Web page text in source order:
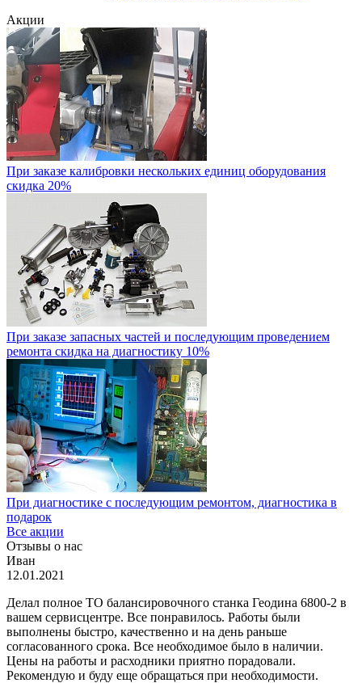
Акции
При заказе калибровки нескольких единиц оборудования
скидка 20%
При заказе запасных частей и последующим проведением
ремонта скидка на диагностику 10%
При диагностике с последующим ремонтом, диагностика в
подарок
Все акции
Отзывы о нас
Иван
12.01.2021
Делал полное ТО балансировочного станка Геодина 6800-2 в
вашем сервисцентре. Все понравилось. Работы были
выполнены быстро, качественно и на день раньше
согласованного срока. Все необходимое было в наличии.
Цены на работы и расходники приятно порадовали.
Рекомендую и буду еще обращаться при необходимости.